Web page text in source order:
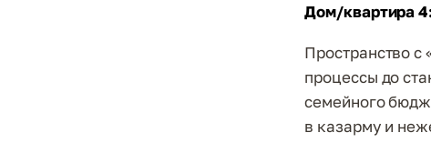
Дом/квартира
Пространство с
процессы до
семейного
в казарму и